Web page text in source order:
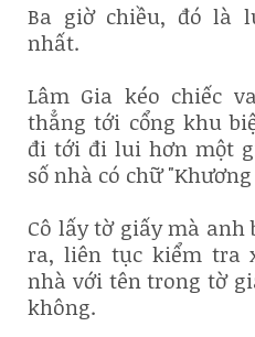
​Ba giờ chiều, đó là
nhất.
​Lâm Gia kéo chiếc
thẳng tới cổng khu
đi tới đi lui hơn một
số nhà có chữ "Khương
​Cô lấy tờ giấy mà
ra, liên tục kiểm tra
nhà với tên trong tờ
không.